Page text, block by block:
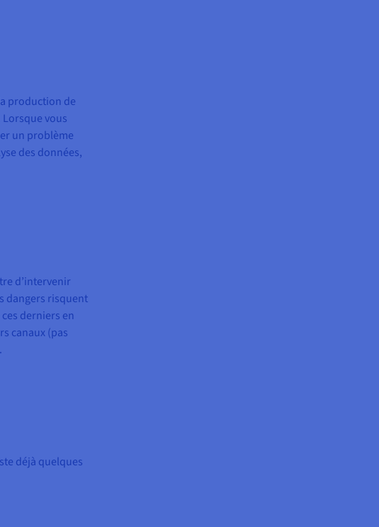
production de
Lorsque vous
un problème
des données,
d’intervenir
dangers risquent
derniers en
canaux (pas
déjà quelques